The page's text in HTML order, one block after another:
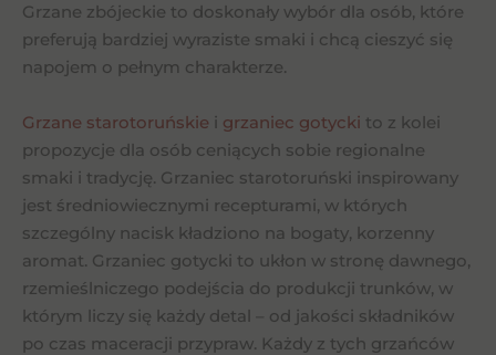
Grzane zbójeckie to doskonały wybór dla osób, które
preferują bardziej wyraziste smaki i chcą cieszyć się
napojem o pełnym charakterze.
Grzane starotoruńskie i grzaniec gotycki to z kolei
propozycje dla osób ceniących sobie regionalne
smaki i tradycję. Grzaniec starotoruński inspirowany
jest średniowiecznymi recepturami, w których
szczególny nacisk kładziono na bogaty, korzenny
aromat. Grzaniec gotycki to ukłon w stronę dawnego,
rzemieślniczego podejścia do produkcji trunków, w
którym liczy się każdy detal – od jakości składników
po czas maceracji przypraw. Każdy z tych grzańców